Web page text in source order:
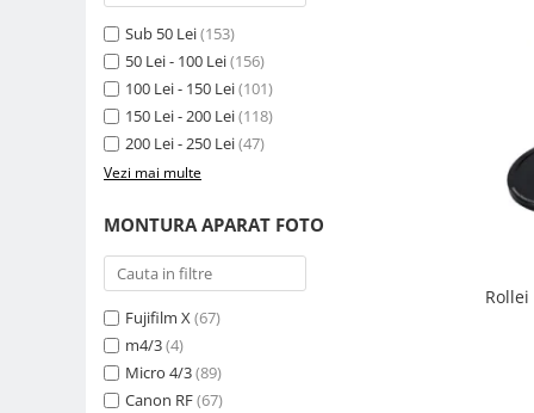
Blitz-uri TTL - Dedicate
Compatibil Sony
Blitz-uri circulare (Macro)
Adaptoare stativ port umbrela si
Comander TTL
Cabluri TTL
Cabluri si Patine Sincron
Alimentare auxiliara blitz
Protectie patina apa, ploaie
Bounce-uri, Softbox-uri
Sub 50 Lei(153)
50 Lei - 100 Lei(156)
100 Lei - 150 Lei(101)
150 Lei - 200 Lei(118)
200 Lei - 250 Lei(47)
Vezi mai multe
MONTURA APARAT FOTO
Fujifilm X(67)
m4/3(4)
Micro 4/3(89)
Canon RF(67)
Rollei